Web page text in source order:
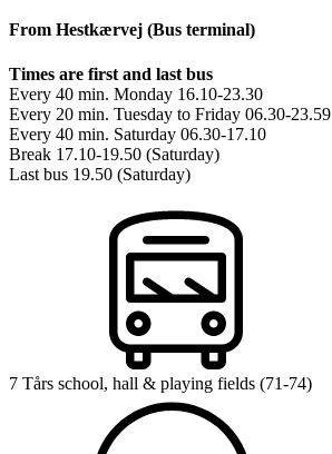
From Hestkærvej (Bus terminal)
Times are first and last bus
Every 40 min. Monday 16.10-23.30
Every 20 min. Tuesday to Friday 06.30-23.59
Every 40 min. Saturday 06.30-17.10
Break 17.10-19.50 (Saturday)
Last bus 19.50 (Saturday)
7 Tårs school, hall & playing fields (71-74)